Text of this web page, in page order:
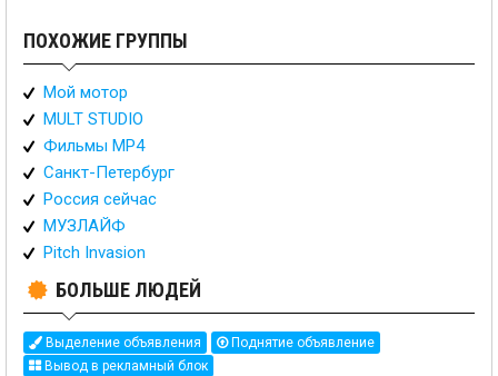
ПОХОЖИЕ ГРУППЫ
Мой мотор
MULT STUDIO
Фильмы MP4
Санкт-Петербург
Россия сейчас
МУЗЛАЙФ
Pitch Invasion
БОЛЬШЕ ЛЮДЕЙ
Выделение объявления
Поднятие объявление
Вывод в рекламный блок